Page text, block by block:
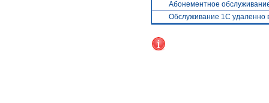
Абонементное
Обслуживание 1С удаленно